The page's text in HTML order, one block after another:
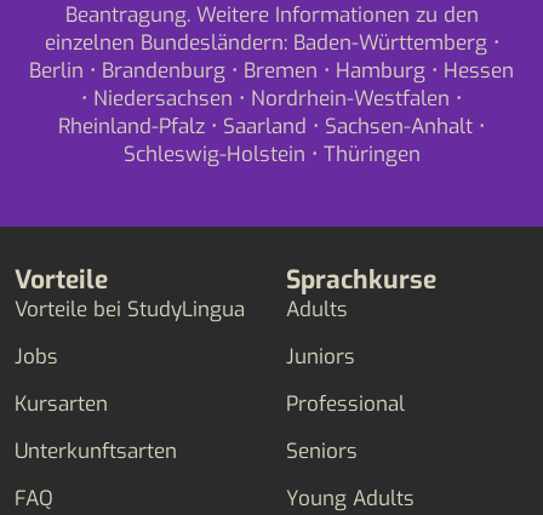
Beantragung. Weitere Informationen zu den
einzelnen Bundesländern: Baden-Württemberg•
Berlin • Brandenburg • Bremen • Hamburg • Hessen
• Niedersachsen • Nordrhein-Westfalen •
Rheinland-Pfalz • Saarland • Sachsen-Anhalt •
Schleswig-Holstein • Thüringen
Vorteile
Vorteile bei StudyLingua
Jobs
Kursarten
Unterkunftsarten
FAQ
Sprachkurse
Adults
Juniors
Professional
Seniors
Young Adults